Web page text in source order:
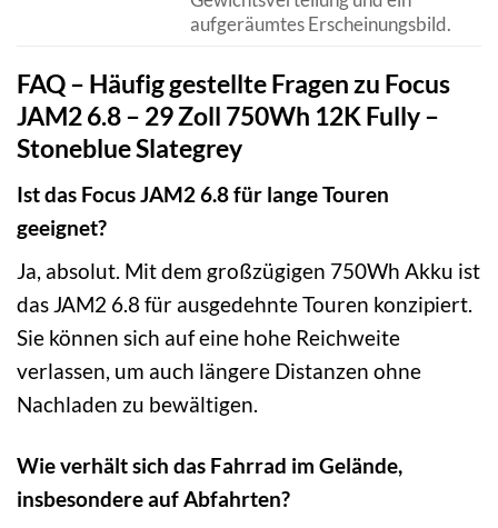
aufgeräumtes Erscheinungsbild.
FAQ – Häufig gestellte Fragen zu Focus
JAM2 6.8 – 29 Zoll 750Wh 12K Fully –
Stoneblue Slategrey
Ist das Focus JAM2 6.8 für lange Touren
geeignet?
Ja, absolut. Mit dem großzügigen 750Wh Akku ist
das JAM2 6.8 für ausgedehnte Touren konzipiert.
Sie können sich auf eine hohe Reichweite
verlassen, um auch längere Distanzen ohne
Nachladen zu bewältigen.
Wie verhält sich das Fahrrad im Gelände,
insbesondere auf Abfahrten?